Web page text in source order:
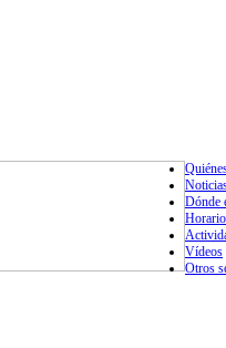
Dónde
Vídeos
Otros